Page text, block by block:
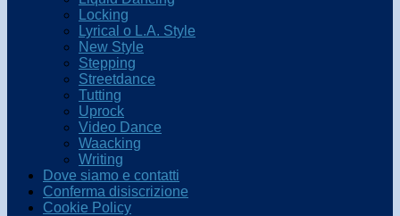
Locking
Lyrical o L.A. Style
New Style
Stepping
Streetdance
Tutting
Uprock
Video Dance
Waacking
Writing
Dove siamo e contatti
Conferma disiscrizione
Cookie Policy